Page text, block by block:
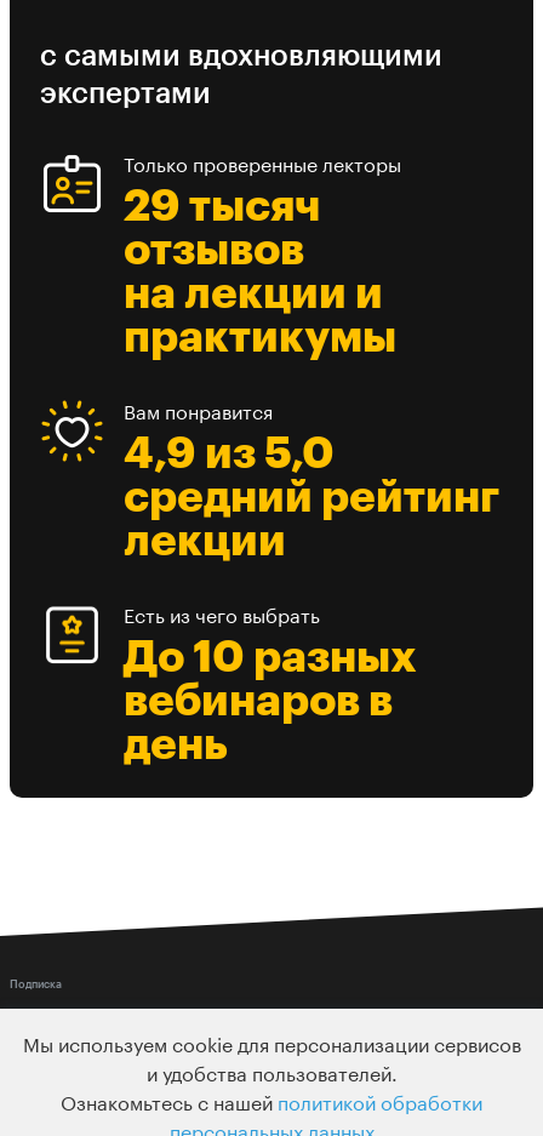
с самыми вдохновляющими
экспертами
Только проверенные лекторы
29 тысяч
отзывов
на лекции и
практикумы
Вам понравится
4,9 из 5,0
средний рейтинг
лекции
Есть из чего выбрать
До 10 разных
вебинаров в
день
Подписка
Мы используем cookie для персонализации сервисов
и удобства пользователей.
Ознакомьтесь с нашей политикой обработки